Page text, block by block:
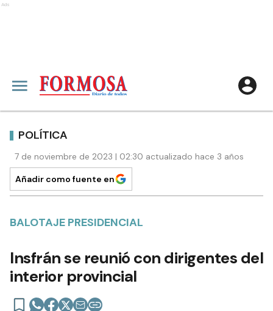
Ads
POLÍTICA
7 de noviembre de 2023 | 02:30 actualizado hace 3 años
Añadir como fuente en
BALOTAJE PRESIDENCIAL
Insfrán se reunió con dirigentes del
interior provincial